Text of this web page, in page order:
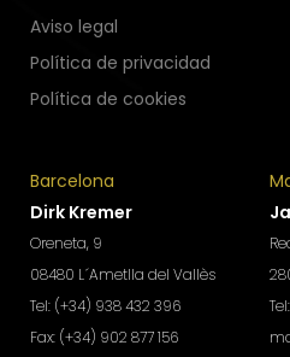
Aviso legal
Política de privacidad
Política de cookies
Barcelona
Dirk Kremer
Oreneta, 9
08480 L´Ametlla del Vallès
Tel: (+34) 938 432 396
Fax: (+34) 902 877 156